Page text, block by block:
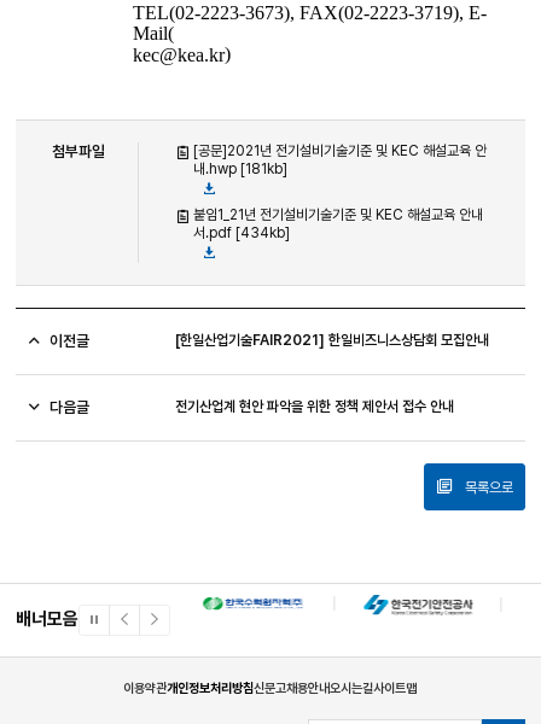
TEL(02-2223-3673), FAX(02-2223-3719), E-
Mail(
kec@kea.kr)
첨부파일
[공문]2021년 전기설비기술기준 및 KEC 해설교육 안
내.hwp [181kb]
붙임1_21년 전기설비기술기준 및 KEC 해설교육 안내
서.pdf [434kb]
이전글 [한일산업기술FAIR2021] 한일비즈니스상담회 모집안내
다음글 전기산업계 현안 파악을 위한 정책 제안서 접수 안내
목록으로
배너모음
일
이
너
다
너
이용약관개인정보처리방침신문고채용안내오시는길사이트맵